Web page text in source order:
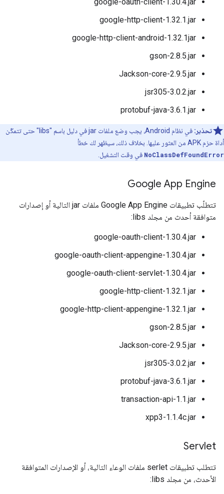
google-http-client-1.32.1.jar
google-http-client-android-1.32.1jar
gson-2.8.5.jar
Jackson-core-2.9.5.jar
jsr305-3.0.2.jar
protobuf-java-3.6.1.jar
تحذير:
في نظام Android، يجب وضع ملفات jar في دليل باسم "libs" حتى تتمكّن
أداة حزم APK من العثور عليها. بخلاف ذلك، سيظهر لك خطأ
NoClassDefFoundError في وقت التشغيل.
Google App Engine
تتطلّب تطبيقات Google App Engine ملفات jar التالية أو إصدارات
متوافقة أحدث من مجلد libs:
google-oauth-client-1.30.4.jar
google-oauth-client-appengine-1.30.4.jar
google-oauth-client-servlet-1.30.4.jar
google-http-client-1.32.1.jar
google-http-client-appengine-1.32.1.jar
gson-2.8.5.jar
Jackson-core-2.9.5.jar
jsr305-3.0.2.jar
protobuf-java-3.6.1.jar
transaction-api-1.1.jar
xpp3-1.1.4c.jar
Servlet
تتطلب تطبيقات serlet ملفات الوعاء التالية، أو الإصدارات المتوافقة
الأحدث، من مجلد libs: